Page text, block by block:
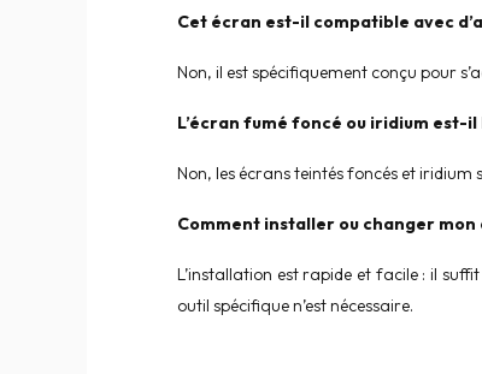
Cet écran est-il compatible avec
Non, il est spécifiquement conçu pour
L’écran fumé foncé ou iridium est-
Non, les écrans teintés foncés et
Comment installer ou changer mon
L’installation est rapide et facile : il
outil spécifique n’est nécessaire.